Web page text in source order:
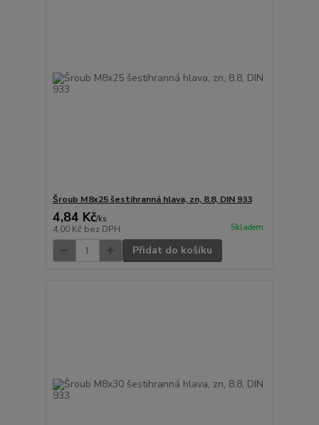
Šroub M8x25 šestihranná hlava, zn, 8.8, DIN 933
4,84 Kč/ks
4,00 Kč bez DPH Skladem
Přidat do košíku